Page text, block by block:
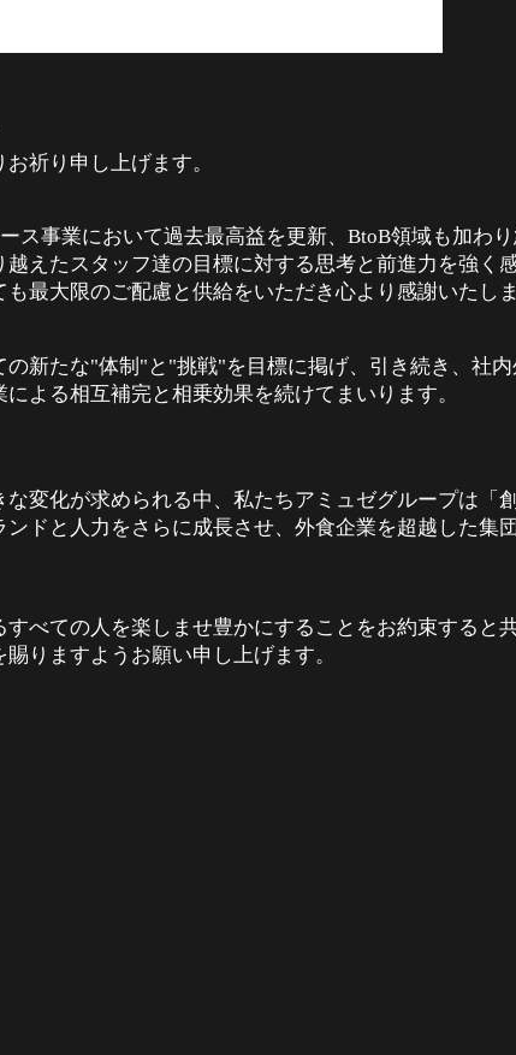
祈り申し上げます。
ス事業において過去最高益を更新、BtoB領域も加わ
えたスタッフ達の目標に対する思考と前進力を強く
最大限のご配慮と供給をいただき心より感謝いたしま
の新たな"体制" と "挑戦"を目標に掲げ、引き続き、社
よる相互補完と相乗効果を続けてまいります。
変化が求められる中、私たちアミュゼグループは「
ドと人力をさらに成長させ、外食企業を超越した集
べての人を楽しませ豊かにすることをお約束すると
りますようお願い申し上げます。